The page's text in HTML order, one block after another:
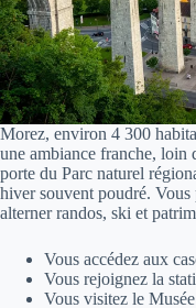
Morez, environ 4 300
une ambiance franche, loin
porte du Parc naturel
hiver souvent poudré.
alterner randos, ski et
Vous accédez aux
Vous rejoignez la
Vous visitez le